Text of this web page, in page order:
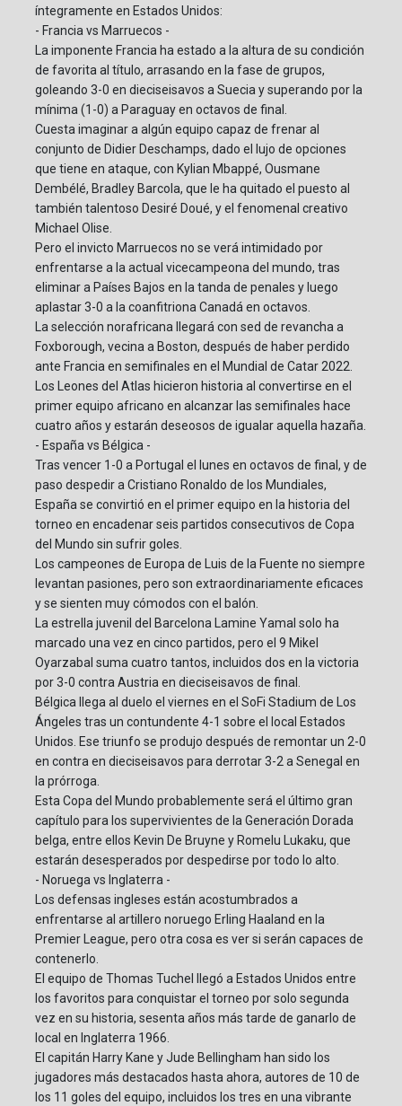
íntegramente en Estados Unidos:
- Francia vs Marruecos -
La imponente Francia ha estado a la altura de su condición
de favorita al título, arrasando en la fase de grupos,
goleando 3-0 en dieciseisavos a Suecia y superando por la
mínima (1-0) a Paraguay en octavos de final.
Cuesta imaginar a algún equipo capaz de frenar al
conjunto de Didier Deschamps, dado el lujo de opciones
que tiene en ataque, con Kylian Mbappé, Ousmane
Dembélé, Bradley Barcola, que le ha quitado el puesto al
también talentoso Desiré Doué, y el fenomenal creativo
Michael Olise.
Pero el invicto Marruecos no se verá intimidado por
enfrentarse a la actual vicecampeona del mundo, tras
eliminar a Países Bajos en la tanda de penales y luego
aplastar 3-0 a la coanfitriona Canadá en octavos.
La selección norafricana llegará con sed de revancha a
Foxborough, vecina a Boston, después de haber perdido
ante Francia en semifinales en el Mundial de Catar 2022.
Los Leones del Atlas hicieron historia al convertirse en el
primer equipo africano en alcanzar las semifinales hace
cuatro años y estarán deseosos de igualar aquella hazaña.
- España vs Bélgica -
Tras vencer 1-0 a Portugal el lunes en octavos de final, y de
paso despedir a Cristiano Ronaldo de los Mundiales,
España se convirtió en el primer equipo en la historia del
torneo en encadenar seis partidos consecutivos de Copa
del Mundo sin sufrir goles.
Los campeones de Europa de Luis de la Fuente no siempre
levantan pasiones, pero son extraordinariamente eficaces
y se sienten muy cómodos con el balón.
La estrella juvenil del Barcelona Lamine Yamal solo ha
marcado una vez en cinco partidos, pero el 9 Mikel
Oyarzabal suma cuatro tantos, incluidos dos en la victoria
por 3-0 contra Austria en dieciseisavos de final.
Bélgica llega al duelo el viernes en el SoFi Stadium de Los
Ángeles tras un contundente 4-1 sobre el local Estados
Unidos. Ese triunfo se produjo después de remontar un 2-0
en contra en dieciseisavos para derrotar 3-2 a Senegal en
la prórroga.
Esta Copa del Mundo probablemente será el último gran
capítulo para los supervivientes de la Generación Dorada
belga, entre ellos Kevin De Bruyne y Romelu Lukaku, que
estarán desesperados por despedirse por todo lo alto.
- Noruega vs Inglaterra -
Los defensas ingleses están acostumbrados a
enfrentarse al artillero noruego Erling Haaland en la
Premier League, pero otra cosa es ver si serán capaces de
contenerlo.
El equipo de Thomas Tuchel llegó a Estados Unidos entre
los favoritos para conquistar el torneo por solo segunda
vez en su historia, sesenta años más tarde de ganarlo de
local en Inglaterra 1966.
El capitán Harry Kane y Jude Bellingham han sido los
jugadores más destacados hasta ahora, autores de 10 de
los 11 goles del equipo, incluidos los tres en una vibrante